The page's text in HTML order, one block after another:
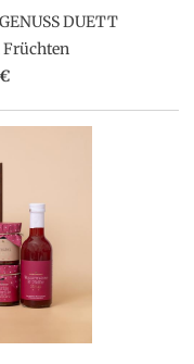
DUETT
Früchten